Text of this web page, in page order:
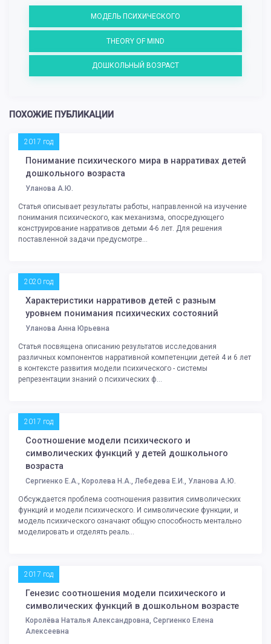
МОДЕЛЬ ПСИХИЧЕСКОГО
THEORY OF MIND
ДОШКОЛЬНЫЙ ВОЗРАСТ
ПОХОЖИЕ ПУБЛИКАЦИИ
2017 год
Понимание психического мира в нарративах детей
дошкольного возраста
Уланова А.Ю.
Статья описывает результаты работы, направленной на изучение
понимания психического, как механизма, опосредующего
конструирование нарративов детьми 4-6 лет. Для решения
поставленной задачи предусмотре...
2020 год
Характеристики нарративов детей с разным
уровнем понимания психических состояний
Уланова Анна Юрьевна
Статья посвящена описанию результатов исследования
различных компонентов нарративной компетенции детей 4 и 6 лет
в контексте развития модели психического - системы
репрезентации знаний о психических ф...
2017 год
Соотношение модели психического и
символических функций у детей дошкольного
возраста
Сергиенко Е.А., Королева Н.А., Лебедева Е.И., Уланова А.Ю.
Обсуждается проблема соотношения развития символических
функций и модели психического. И символические функции, и
модель психического означают общую способность ментально
моделировать и отделять реаль...
2017 год
Генезис соотношения модели психического и
символических функций в дошкольном возрасте
Королёва Наталья Александровна, Сергиенко Елена
Алексеевна